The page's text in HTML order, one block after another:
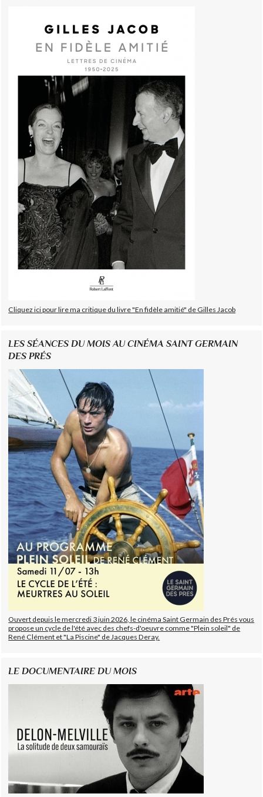
Cliquez ici pour lire ma critique du livre "En fidèle amitié" de Gilles Jacob
LES SÉANCES DU MOIS AU CINÉMA SAINT GERMAIN
DES PRÉS
Ouvert depuis le mercredi 3 juin 2026, le cinéma Saint Germain des Prés vous
propose un cycle de l'été avec des chefs-d'oeuvre comme "Plein soleil" de
René Clément et "La Piscine" de Jacques Deray.
LE DOCUMENTAIRE DU MOIS